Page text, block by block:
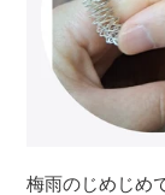
梅雨のじめじめ